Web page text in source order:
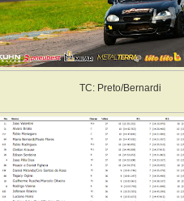
TC: Preto/Bernardi